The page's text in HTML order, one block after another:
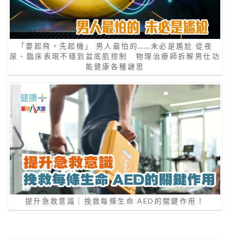
「要起飛，先起機」 男人最怕的……未必是尷尬 從夜
尿、臨床表現不穩到盆底肌控制 物理治療師拆解男仕功
能健康各種謎思
提升急救意識｜挽救每條生命 AED的關鍵作用！